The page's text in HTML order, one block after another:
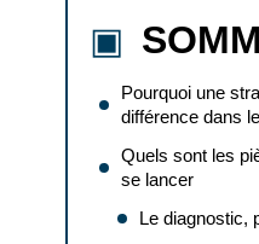
Pourquoi une
différence dans
Quels sont les
se lancer
Le diagnostic,